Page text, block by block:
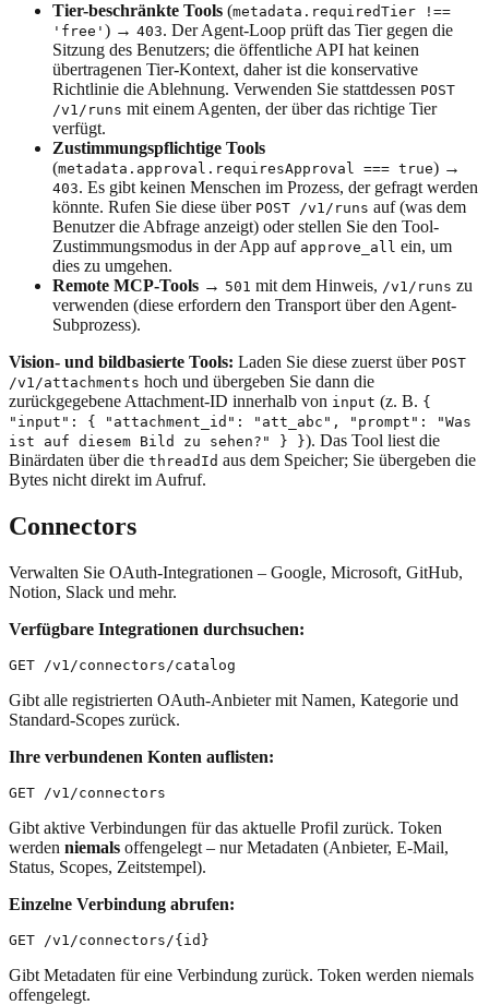
Tier-beschränkte Tools (metadata.requiredTier !==
'free' ) → 403. Der Agent-Loop prüft das Tier gegen die
Sitzung des Benutzers; die öffentliche API hat keinen
übertragenen Tier-Kontext, daher ist die konservative
Richtlinie die Ablehnung. Verwenden Sie stattdessen POST
/v1/runs mit einem Agenten, der über das richtige Tier
verfügt.
Zustimmungspflichtige Tools
(metadata.approval.requiresApproval === true) →
403. Es gibt keinen Menschen im Prozess, der gefragt werden
könnte. Rufen Sie diese über POST /v1/runs auf (was dem
Benutzer die Abfrage anzeigt) oder stellen Sie den Tool-
Zustimmungsmodus in der App auf approve_all ein, um
dies zu umgehen.
Remote MCP-Tools → 501 mit dem Hinweis, /v1/runs zu
verwenden (diese erfordern den Transport über den Agent-
Subprozess).
Vision- und bildbasierte Tools: Laden Sie diese zuerst über POST
/v1/attachments hoch und übergeben Sie dann die
zurückgegebene Attachment-ID innerhalb von input (z. B. {
"input": { "attachment_id": "att_abc", "prompt": "Was
ist auf diesem Bild zu sehen?" } }). Das Tool liest die
Binärdaten über die threadId aus dem Speicher; Sie übergeben die
Bytes nicht direkt im Aufruf.
Connectors
Verwalten Sie OAuth-Integrationen – Google, Microsoft, GitHub,
Notion, Slack und mehr.
Verfügbare Integrationen durchsuchen:
Gibt alle registrierten OAuth-Anbieter mit Namen, Kategorie und
Standard-Scopes zurück.
Ihre verbundenen Konten auflisten:
Gibt aktive Verbindungen für das aktuelle Profil zurück. Token
werden niemals offengelegt – nur Metadaten (Anbieter, E-Mail,
Status, Scopes, Zeitstempel).
Einzelne Verbindung abrufen:
Gibt Metadaten für eine Verbindung zurück. Token werden niemals
offengelegt.